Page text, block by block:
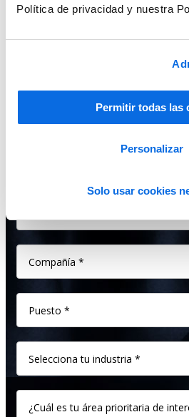
Política de privacidad y nuestra
Permitir todas las
Personalizar
Solo usar cookies
Danos 60 minutos y verás por qué el
Centric impulsa la innovación y la
acelera el tiempo de lanzamiento al